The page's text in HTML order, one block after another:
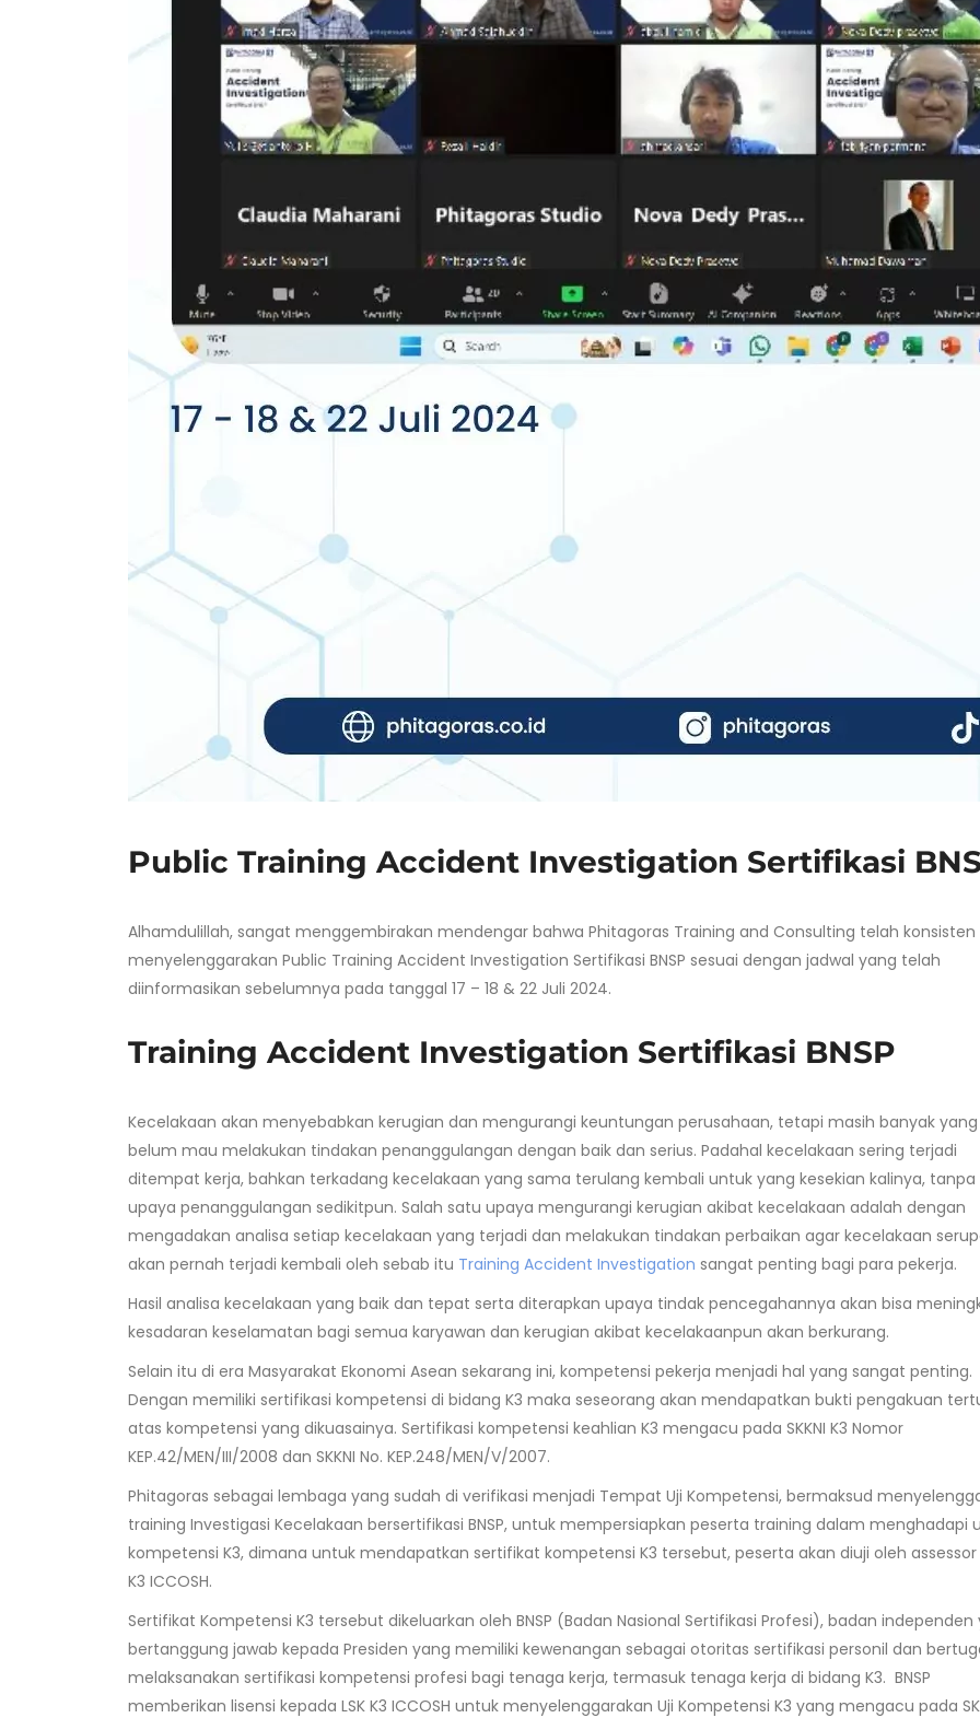
Public Training Accident Investigation Sertifikasi
Alhamdulillah, sangat menggembirakan mendengar bahwa Phitagoras Training and Consulting telah konsisten
menyelenggarakan Public Training Accident Investigation Sertifikasi BNSP sesuai dengan jadwal yang telah
diinformasikan sebelumnya pada tanggal 17 – 18 & 22 Juli 2024.
Training Accident Investigation Sertifikasi BNSP
Kecelakaan akan menyebabkan kerugian dan mengurangi keuntungan perusahaan, tetapi masih banyak yang
belum mau melakukan tindakan penanggulangan dengan baik dan serius. Padahal kecelakaan sering terjadi
ditempat kerja, bahkan terkadang kecelakaan yang sama terulang kembali untuk yang kesekian kalinya, tanpa
upaya penanggulangan sedikitpun. Salah satu upaya mengurangi kerugian akibat kecelakaan adalah dengan
mengadakan analisa setiap kecelakaan yang terjadi dan melakukan tindakan perbaikan agar kecelakaan
akan pernah terjadi kembali oleh sebab itu Training Accident Investigation sangat penting bagi para pekerja.
Hasil analisa kecelakaan yang baik dan tepat serta diterapkan upaya tindak pencegahannya akan bisa
kesadaran keselamatan bagi semua karyawan dan kerugian akibat kecelakaanpun akan berkurang.
Selain itu di era Masyarakat Ekonomi Asean sekarang ini, kompetensi pekerja menjadi hal yang sangat penting.
Dengan memiliki sertifikasi kompetensi di bidang K3 maka seseorang akan mendapatkan bukti pengakuan
atas kompetensi yang dikuasainya. Sertifikasi kompetensi keahlian K3 mengacu pada SKKNI K3 Nomor
KEP.42/MEN/III/2008 dan SKKNI No. KEP.248/MEN/V/2007.
Phitagoras sebagai lembaga yang sudah di verifikasi menjadi Tempat Uji Kompetensi, bermaksud
training Investigasi Kecelakaan bersertifikasi BNSP, untuk mempersiapkan peserta training dalam menghadapi
kompetensi K3, dimana untuk mendapatkan sertifikat kompetensi K3 tersebut, peserta akan diuji oleh assessor
K3 ICCOSH.
Sertifikat Kompetensi K3 tersebut dikeluarkan oleh BNSP (Badan Nasional Sertifikasi Profesi), badan independen
bertanggung jawab kepada Presiden yang memiliki kewenangan sebagai otoritas sertifikasi personil dan
melaksanakan sertifikasi kompetensi profesi bagi tenaga kerja, termasuk tenaga kerja di bidang K3. BNSP
memberikan lisensi kepada LSK K3 ICCOSH untuk menyelenggarakan Uji Kompetensi K3 yang mengacu pada